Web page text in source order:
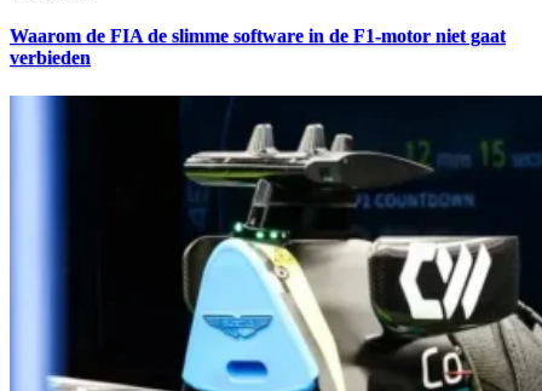
Waarom de FIA de slimme software in de F1-motor niet gaat
verbieden